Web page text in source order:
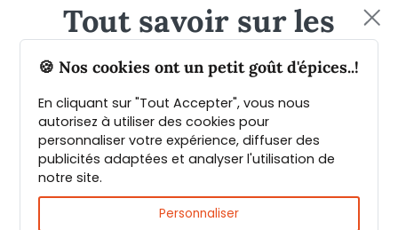
🍪 Nos cookies ont un petit goût d'épices..!
En cliquant sur "Tout Accepter", vous nous
autorisez à utiliser des cookies pour
personnaliser votre expérience, diffuser des
publicités adaptées et analyser l'utilisation de
notre site.
Personnaliser
Tout savoir sur les
épices et leurs usages
Guide PDF offert !
Inscrivez vous à notre Newsletter et
téléchargez gratuitement le guide des
épices de Max Daumin,un guide numérique